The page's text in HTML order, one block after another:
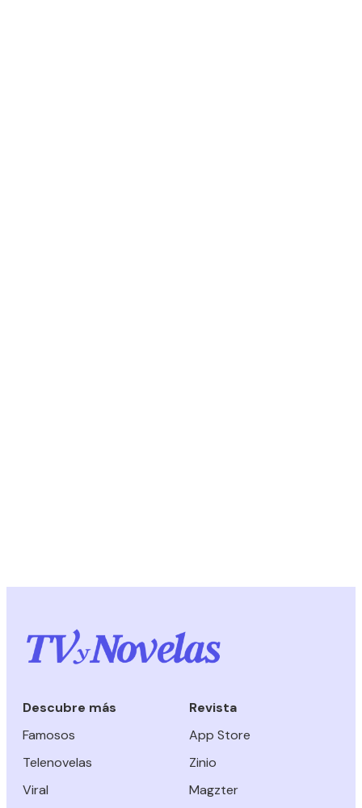
Descubre más
Famosos
Telenovelas
Viral
Revista
App Store
Zinio
Magzter